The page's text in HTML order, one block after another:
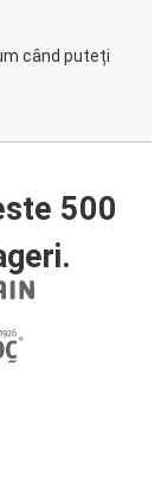
când puteți
500